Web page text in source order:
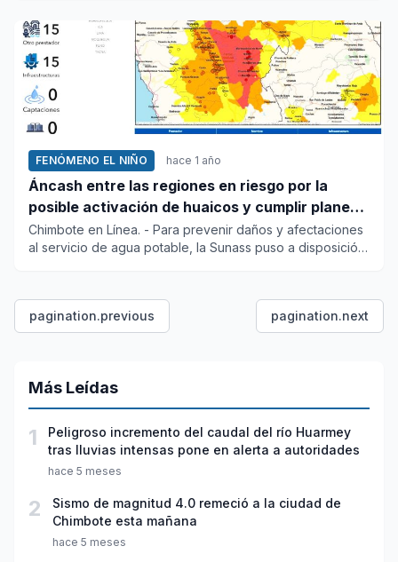
FENÓMENO EL NIÑO hace 1 año
Áncash entre las regiones en riesgo por la
posible activación de huaicos y cumplir planes
de contingencia por lluvias
Chimbote en Línea. - Para prevenir daños y afectaciones
al servicio de agua potable, la Sunass puso a disposición
pagination.previous pagination.next
Más Leídas
1
Peligroso incremento del caudal del río Huarmey
tras lluvias intensas pone en alerta a autoridades
hace 5 meses
2
Sismo de magnitud 4.0 remeció a la ciudad de
Chimbote esta mañana
hace 5 meses